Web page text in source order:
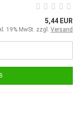
5,44 EUR
19% MwSt. zzgl. Versand